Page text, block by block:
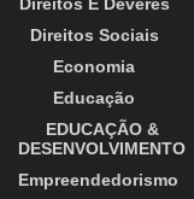
Direitos E Deveres
Direitos Sociais
Economia
Educação
EDUCAÇÃO &
DESENVOLVIMENTO
Empreendedorismo